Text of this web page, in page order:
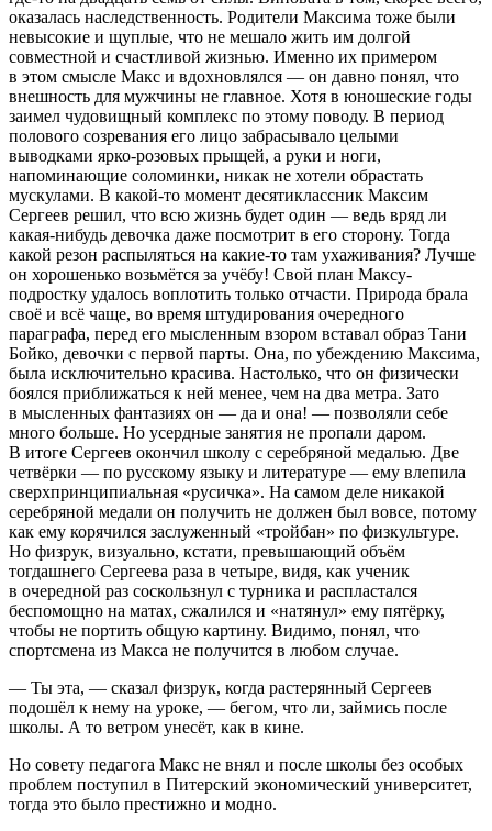
оказалась наследственность. Родители Максима тоже были
невысокие и щуплые, что не мешало жить им долгой
совместной и счастливой жизнью. Именно их примером
в этом смысле Макс и вдохновлялся — он давно понял, что
внешность для мужчины не главное. Хотя в юношеские годы
заимел чудовищный комплекс по этому поводу. В период
полового созревания его лицо забрасывало целыми
выводками ярко-розовых прыщей, а руки и ноги,
напоминающие соломинки, никак не хотели обрастать
мускулами. В какой-то момент десятиклассник Максим
Сергеев решил, что всю жизнь будет один — ведь вряд ли
какая-нибудь девочка даже посмотрит в его сторону. Тогда
какой резон распыляться на какие-то там ухаживания? Лучше
он хорошенько возьмётся за учёбу! Свой план Максу-
подростку удалось воплотить только отчасти. Природа брала
своё и всё чаще, во время штудирования очередного
параграфа, перед его мысленным взором вставал образ Тани
Бойко, девочки с первой парты. Она, по убеждению Максима,
была исключительно красива. Настолько, что он физически
боялся приближаться к ней менее, чем на два метра. Зато
в мысленных фантазиях он — да и она! — позволяли себе
много больше. Но усердные занятия не пропали даром.
В итоге Сергеев окончил школу с серебряной медалью. Две
четвёрки — по русскому языку и литературе — ему влепила
сверхпринципиальная «русичка». На самом деле никакой
серебряной медали он получить не должен был вовсе, потому
как ему корячился заслуженный «тройбан» по физкультуре.
Но физрук, визуально, кстати, превышающий объём
тогдашнего Сергеева раза в четыре, видя, как ученик
в очередной раз соскользнул с турника и распластался
беспомощно на матах, сжалился и «натянул» ему пятёрку,
чтобы не портить общую картину. Видимо, понял, что
спортсмена из Макса не получится в любом случае.
— Ты эта, — сказал физрук, когда растерянный Сергеев
подошёл к нему на уроке, — бегом, что ли, займись после
школы. А то ветром унесёт, как в кине.
Но совету педагога Макс не внял и после школы без особых
проблем поступил в Питерский экономический университет,
тогда это было престижно и модно.